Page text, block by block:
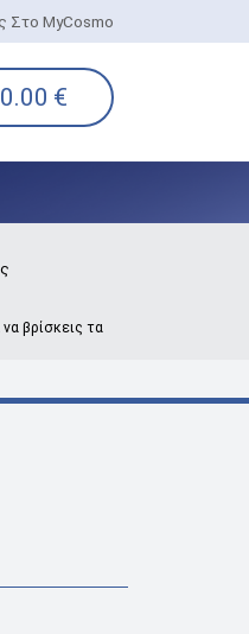
Στο MyCosmo
0.00 €
βρίσκεις τα